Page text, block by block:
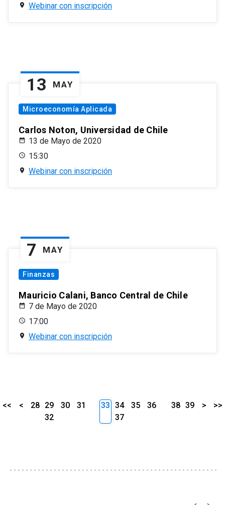
Webinar con inscripción
13 MAY
Microeconomía Aplicada
Carlos Noton, Universidad de Chile
13 de Mayo de 2020
15:30
Webinar con inscripción
7 MAY
Finanzas
Mauricio Calani, Banco Central de Chile
7 de Mayo de 2020
17:00
Webinar con inscripción
<< < 28 29 30
31
32
33 34 35
36
37
38 39 > >>